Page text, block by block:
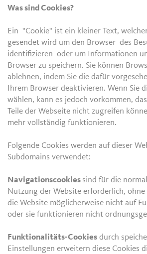
Was sind Cookies?
Ein "Cookie" ist ein kleiner Text,
gesendet wird um den Browser des
identifizieren oder um Informationen
Browser zu speichern. Sie können
ablehnen, indem Sie die dafür
Ihrem Browser deaktivieren. Wenn Sie
wählen, kann es jedoch vorkommen,
Teile der Webseite nicht zugreifen
mehr vollständig funktionieren.
Folgende Cookies werden auf dieser
Subdomains verwendet:
Navigationscookies sind für die
Nutzung der Website erforderlich, ohne
die Website möglicherweise nicht auf
oder sie funktionieren nicht
Funktionalitäts-Cookies durch
Einstellungen erweitern diese Cookies